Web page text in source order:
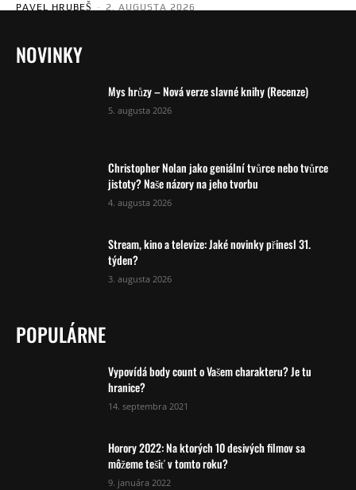
PAVEL HRUBEŠ - 2. AUGUSTA 2026
NOVINKY
Mys hrůzy – Nová verze slavné knihy (Recenze)
5. augusta 2026
Christopher Nolan jako geniální tvůrce nebo tvůrce
jistoty? Naše názory na jeho tvorbu
4. augusta 2026
Stream, kino a televize: Jaké novinky přinesl 31.
týden?
3. augusta 2026
POPULÁRNE
Vypovídá body count o Vašem charakteru? Je tu
hranice?
14. septembra 2021
Horory 2022: Na ktorých 10 desivých filmov sa
môžeme tešiť v tomto roku?
9. januára 2022